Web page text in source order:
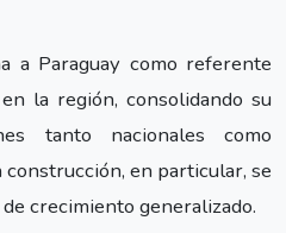
a Paraguay como referente
la región, consolidando su
tanto nacionales como
en particular, se
crecimiento generalizado.